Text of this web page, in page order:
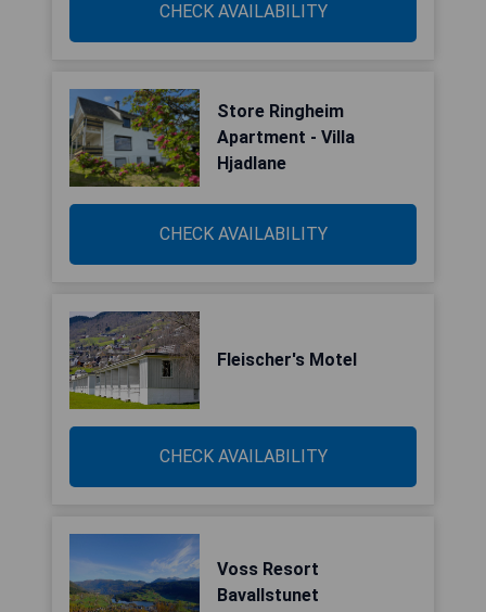
CHECK AVAILABILITY
Store Ringheim
Apartment - Villa
Hjadlane
CHECK AVAILABILITY
Fleischer's Motel
CHECK AVAILABILITY
Voss Resort
Bavallstunet